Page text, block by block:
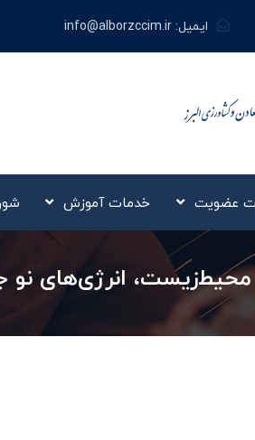
ایمیل:info@alborzccim.ir
عضویت خدمات آموزش
محیط‌زیست، انرژی‌های